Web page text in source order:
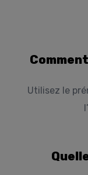
Utilisez le